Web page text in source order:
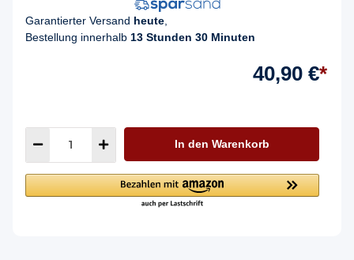
Garantierter Versand heute
Bestellung innerhalb 13 Stunden 30 Minuten
40,90 €*
In den Warenkorb